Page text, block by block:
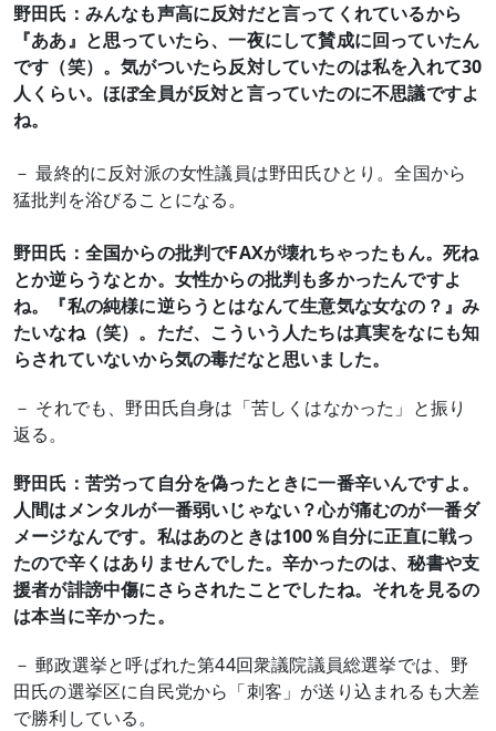
野田氏：みんなも声高に反対だと言ってくれているから
『ああ』と思っていたら、一夜にして賛成に回っていたん
です（笑）。気がついたら反対していたのは私を入れて30
人くらい。ほぼ全員が反対と言っていたのに不思議ですよ
ね。
－ 最終的に反対派の女性議員は野田氏ひとり。全国から
猛批判を浴びることになる。
野田氏：全国からの批判でFAXが壊れちゃったもん。死ね
とか逆らうなとか。女性からの批判も多かったんですよ
ね。『私の純様に逆らうとはなんて生意気な女なの？』み
たいなね（笑）。ただ、こういう人たちは真実をなにも知
らされていないから気の毒だなと思いました。
－ それでも、野田氏自身は「苦しくはなかった」と振り
返る。
野田氏：苦労って自分を偽ったときに一番辛いんですよ。
人間はメンタルが一番弱いじゃない？心が痛むのが一番ダ
メージなんです。私はあのときは100％自分に正直に戦っ
たので辛くはありませんでした。辛かったのは、秘書や支
援者が誹謗中傷にさらされたことでしたね。それを見るの
は本当に辛かった。
－ 郵政選挙と呼ばれた第44回衆議院議員総選挙では、野
田氏の選挙区に自民党から「刺客」が送り込まれるも大差
で勝利している。